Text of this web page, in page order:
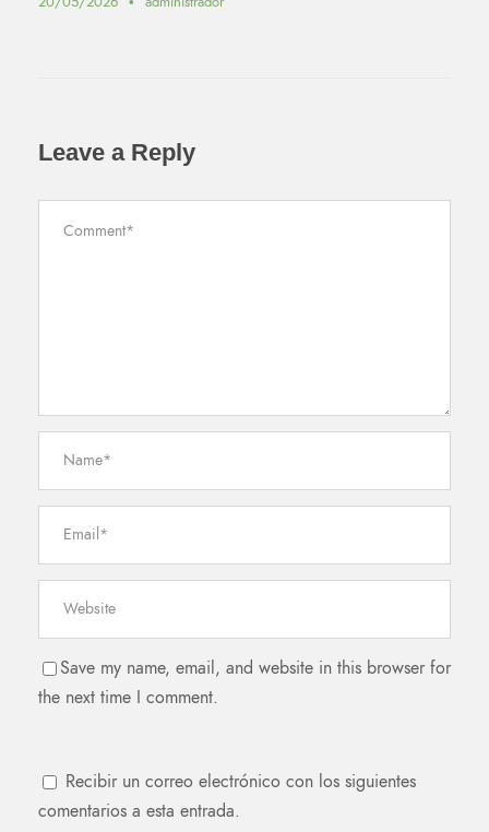
Leave a Reply
Save my name, email, and website in this browser for
the next time I comment.
Recibir un correo electrónico con los siguientes
comentarios a esta entrada.